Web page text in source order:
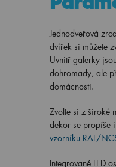
Jednodveřová
dvířek si můžete
Uvnitř galerky jsou
dohromady, ale
domácnosti.
Zvolte si z široké
dekor se propíše
vzorníku RAL/
Integrované LED